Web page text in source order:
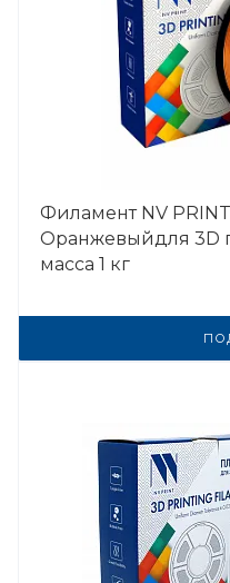
Филамент NV
Оранжевыйдля 3D
масса 1 кг